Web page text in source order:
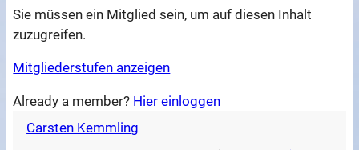
Sie müssen ein Mitglied sein, um auf diesen Inhalt
zuzugreifen.
Mitgliederstufen anzeigen
Already a member? Hier einloggen
Carsten Kemmling